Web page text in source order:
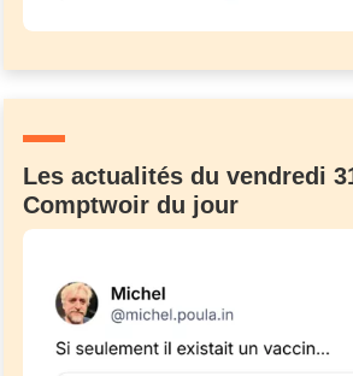
Les actualités du vendredi
Comptwoir du jour